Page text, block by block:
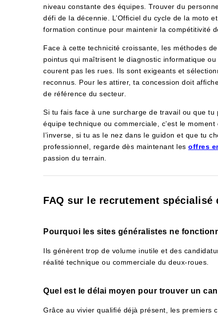
niveau constante des équipes. Trouver du
défi de la décennie. L’Officiel du cycle de la moto
formation continue pour maintenir la compétitivité
Face à cette technicité croissante, les méthodes
pointus qui maîtrisent le diagnostic informatique
courent pas les rues. Ils sont exigeants et
reconnus. Pour les attirer, ta concession doit
de référence du secteur.
Si tu fais face à une surcharge de travail ou que
équipe technique ou commerciale, c’est le
l’inverse, si tu as le nez dans le guidon et que tu
professionnel, regarde dès maintenant les offres
passion du terrain.
FAQ sur le recrutement spécialisé
Pourquoi les sites généralistes ne
Ils génèrent trop de volume inutile et des
réalité technique ou commerciale du deux-roues.
Quel est le délai moyen pour trouver un
Grâce au vivier qualifié déjà présent, les premiers